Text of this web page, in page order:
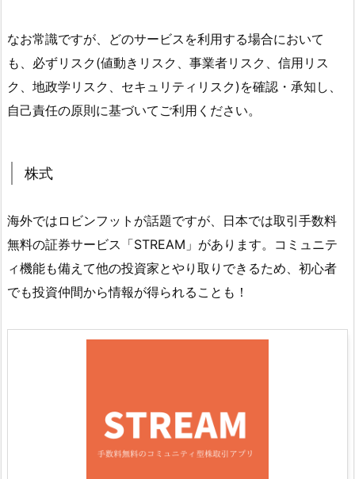
なお常識ですが、どのサービスを利用する場合において
も、必ずリスク(値動きリスク、事業者リスク、信用リス
ク、地政学リスク、セキュリティリスク)を確認・承知し、
自己責任の原則に基づいてご利用ください。
株式
海外ではロビンフットが話題ですが、日本では取引手数料
無料の証券サービス「STREAM」があります。コミュニテ
ィ機能も備えて他の投資家とやり取りできるため、初心者
でも投資仲間から情報が得られることも！